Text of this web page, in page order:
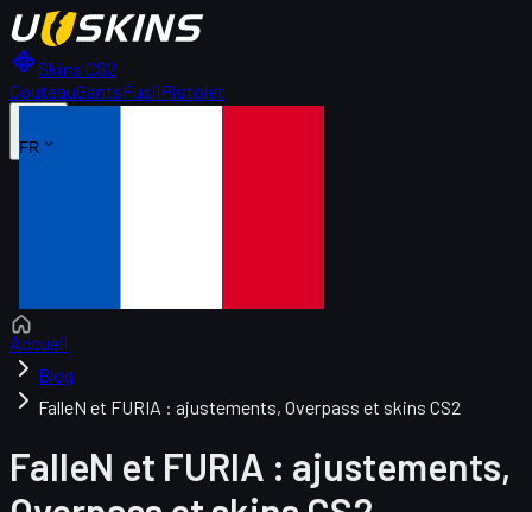
Skins CS2
CouteauGantsFusilPistolet
FR
Accueil
Blog
FalleN et FURIA : ajustements, Overpass et skins CS2
FalleN et FURIA : ajustements,